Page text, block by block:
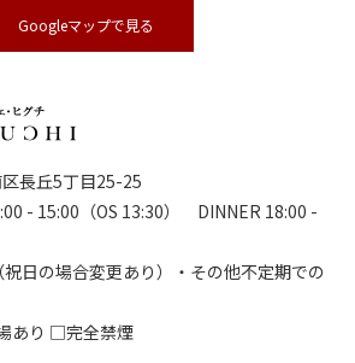
Googleマップで見る
長丘5丁目25-25
- 15:00（OS 13:30） DINNER 18:00 -
日の場合変更あり）・その他不定期での
あり □完全禁煙